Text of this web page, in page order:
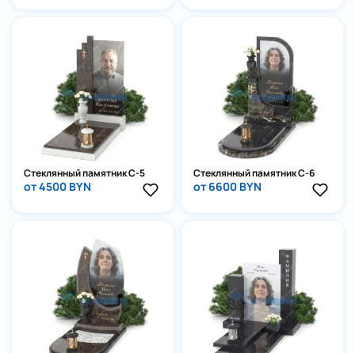
Стеклянный памятник С-5
от 4500 BYN
Стеклянный памятник С-6
от 6600 BYN